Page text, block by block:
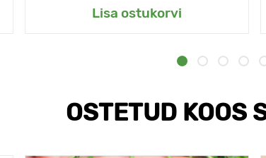
Lisa ostukorvi
OSTETUD KOOS